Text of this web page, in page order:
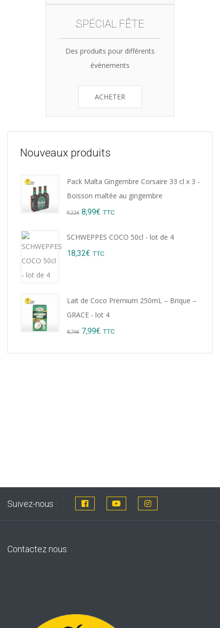
SPÉCIAL FÊTE
Des produits pour différents
évènements
ACHETER
Nouveaux produits
Pack Malta Gingembre Corsaire 33 cl x 3 -
Boisson maltée au gingembre
9,22€ Original
8,99€ Current
TTC
SCHWEPPES COCO 50cl - lot de 4
18,32€ TTC
Lait de Coco Premium 250mL – Brique –
GRACE - lot 4
8,76€ Original
7,99€ Current
TTC
Suivez-nous :
Contactez nous: